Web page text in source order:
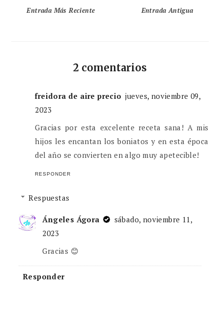
Entrada Más Reciente Entrada Antigua
2 comentarios
freidora de aire precio jueves, noviembre 09,
2023
Gracias por esta excelente receta sana! A mis
hijos les encantan los boniatos y en esta época
del año se convierten en algo muy apetecible!
RESPONDER
Respuestas
Ángeles Ágora
sábado, noviembre 11,
2023
Gracias 😊
Responder